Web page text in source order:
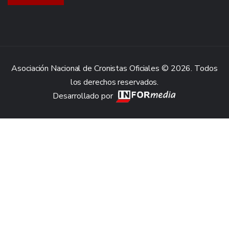
Asociación Nacional de Cronistas Oficiales © 2026. Todos
los derechos reservados.
Desarrollado por